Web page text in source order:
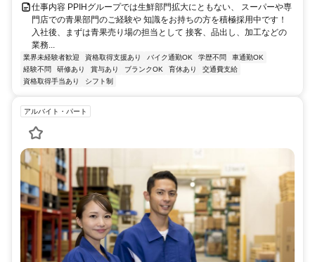
仕事内容 PPIHグループでは生鮮部門拡大にともない、 スーパーや専
門店での青果部門のご経験や 知識をお持ちの方を積極採用中です！
入社後、まずは青果売り場の担当として 接客、品出し、加工などの
業務...
業界未経験者歓迎 資格取得支援あり バイク通勤OK 学歴不問
車通勤OK
経験不問
研修あり 賞与あり ブランクOK 育休あり
交通費支給
資格取得手当あり
シフト制
アルバイト・パート